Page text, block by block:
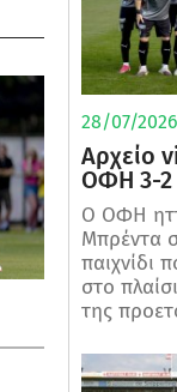
28/07/
Αρχείο
ΟΦΗ 3-2
Ο ΟΦΗ
Μπρέντα
παιχνίδι
στο
της